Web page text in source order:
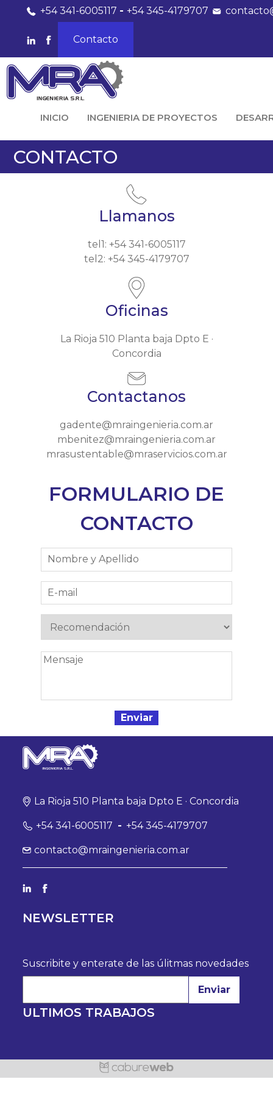
+54 341-6005117 -+54 345-4179707
Contacto
INICIO INGENIERIA DE PROYECTOS
CONTACTO
Llamanos
tel1: +54 341-6005117
tel2: +54 345-4179707
Oficinas
La Rioja 510 Planta baja Dpto E ·
Concordia
Contactanos
gadente@mraingenieria.com.ar
mbenitez@mraingenieria.com.ar
mrasustentable@mraservicios.com.ar
FORMULARIO DE
CONTACTO
La Rioja 510 Planta baja Dpto E · Concordia
+54 341-6005117 - +54 345-4179707
contacto@mraingenieria.com.ar
NEWSLETTER
Suscribite y enterate de las úlitmas novedades
Enviar
ULTIMOS TRABAJOS